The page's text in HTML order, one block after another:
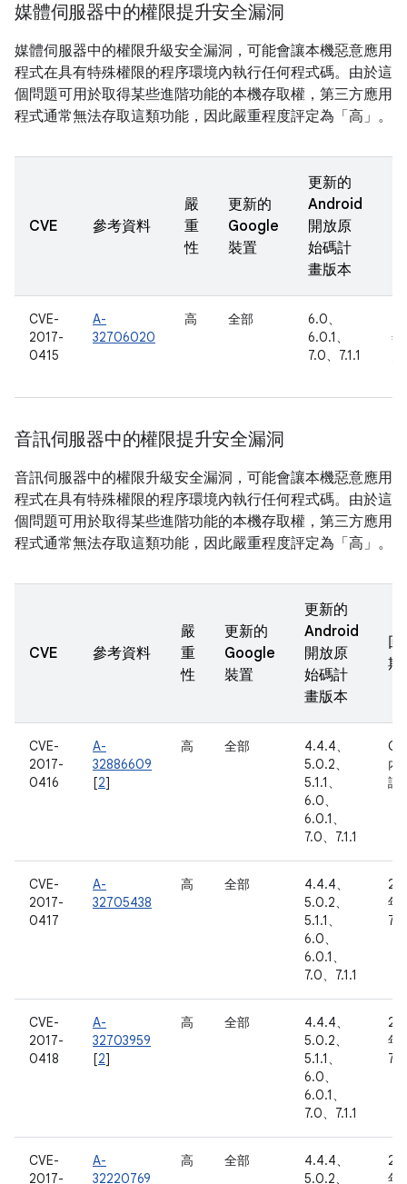
媒體伺服器中的權限提升安全漏洞
媒體伺服器中的權限升級安全漏洞，可能會讓本機惡意應用
程式在具有特殊權限的程序環境內執行任何程式碼。由於這
個問題可用於取得某些進階功能的本機存取權，第三方應用
程式通常無法存取這類功能，因此嚴重程度評定為「高」。
CVE 參考資料
嚴
重
性
更新的
Google
裝置
更新的
Android
開放原
始碼計
畫版本
CVE-
2017-
0415
A-
32706020
高 全部
6.0、
6.0.1、
7.0、7.1.1
年
音訊伺服器中的權限提升安全漏洞
音訊伺服器中的權限升級安全漏洞，可能會讓本機惡意應用
程式在具有特殊權限的程序環境內執行任何程式碼。由於這
個問題可用於取得某些進階功能的本機存取權，第三方應用
程式通常無法存取這類功能，因此嚴重程度評定為「高」。
CVE 參考資料
嚴
重
性
更新的
Google
裝置
更新的
Android
開放原
始碼計
畫版本
回
期
CVE-
2017-
0416
A-
32886609
[2]
高 全部
4.4.4、
5.0.2、
5.1.1、
6.0、
6.0.1、
7.0、7.1.1
內
訊
CVE-
2017-
0417
A-
32705438
高 全部
4.4.4、
5.0.2、
5.1.1、
6.0、
6.0.1、
7.0、7.1.1
年
7
CVE-
2017-
0418
A-
32703959
[2]
高 全部
4.4.4、
5.0.2、
5.1.1、
6.0、
6.0.1、
7.0、7.1.1
年
7
CVE-
2017-
A-
32220769
高 全部
4.4.4、
5.0.2、
年